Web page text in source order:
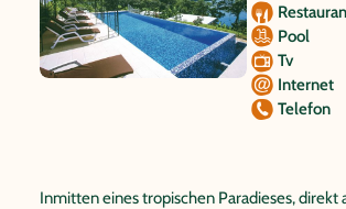
Pool
Tv
Internet
Telefon
Inmitten eines tropischen Paradieses, direkt